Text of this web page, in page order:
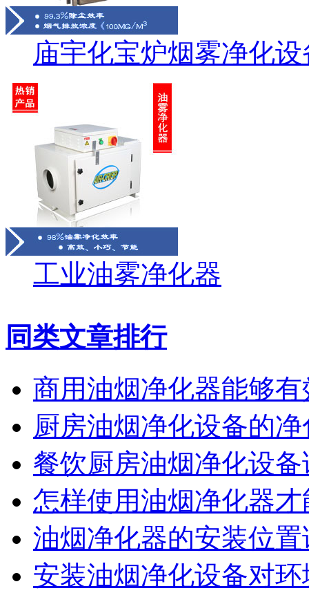
庙宇化宝炉烟雾净化设
工业油雾净化器
同类文章排行
商用油烟净化器能够
厨房油烟净化设备的
餐饮厨房油烟净化设
怎样使用油烟净化器
油烟净化器的安装位
安装油烟净化设备对